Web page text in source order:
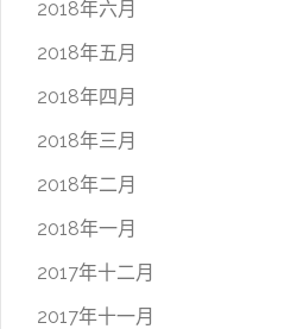
2018年六月
2018年五月
2018年四月
2018年三月
2018年二月
2018年一月
2017年十二月
2017年十一月